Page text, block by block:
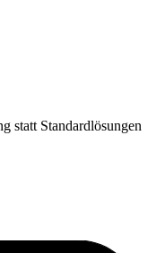
statt Standardlösungen